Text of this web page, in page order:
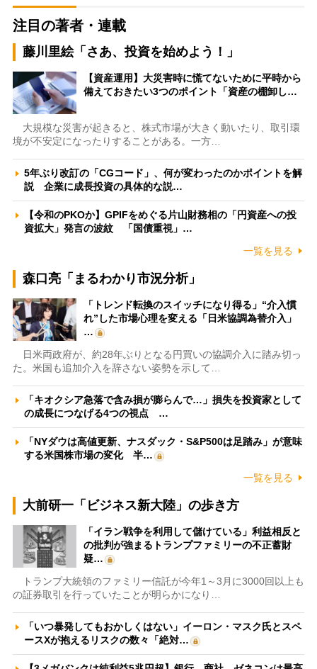
注目の著者・連載
藤川里絵「さあ、投資を始めよう！」
【資産運用】大災害時に慌てないために平時から
備えておきたい3つのポイント「資産の棚卸し…
大規模な災害が起きると、株式市場が大きく動いたり、取引環
境が不安定になったりすることがある。一方…
5年ぶり改訂の「CGコード」、何が変わったのかポイントを解
説 企業に成長投資の具体的な説…
【令和のPKOか】GPIFをめぐる片山財務相の「円資産への投
資拡大」発言の波紋 「国債重視」…
一覧を見る
森口亮「まるわかり市況分析」
「トレンド転換のスイッチになり得る」“介入慣
れ”した市場心理を変える「日米協調為替介入」
…
日米両政府が、約28年ぶりとなる円買いの協調介入に踏み切っ
た。米国も追加介入を辞さない姿勢を示して…
「キオクシア急落で含み損が膨らんで…」損失を投資家として
の成長につなげる4つの視点 …
「NYダウは高値更新、ナスダック・S&P500は足踏み」が意味
する米国株市場の変化 半…
一覧を見る
大前研一「ビジネス新大陸」の歩き方
「イラン戦争を利用して儲けている」利益相反と
の批判が強まるトランプファミリーの不正蓄財
疑…
トランプ大統領のファミリー信託が今年1～3月に3000回以上も
の証券取引を行っていたことが明らかになり…
「いつ暴発してもおかしくはない」イーロン・マスク氏とスペ
ースXが抱えるリスクの数々「絶対…